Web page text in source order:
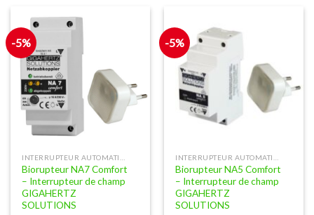
-5%
INTERRUPTEUR AUTOMATIQUE DE CHAMPS ET BIORUPTEUR (IAC)
Biorupteur NA7 Comfort
– Interrupteur de champ
GIGAHERTZ
SOLUTIONS
-5%
INTERRUPTEUR AUTOMATIQUE DE CHAMPS ET BIORUPTEUR (IAC)
Biorupteur NA5 Comfort
– Interrupteur de champ
GIGAHERTZ
SOLUTIONS